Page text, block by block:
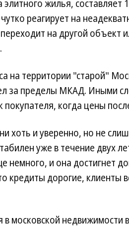
элитного жилья, составляет
реагирует на
на другой объект
на территории "старой"
за пределы МКАД. Иными
покупателя, когда цены
хоть и уверенно, но не
уже в течение двух
немного, и она достигнет
кредиты дорогие, клиенты
московской недвижимости